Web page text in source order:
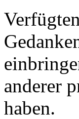
anderer
haben.